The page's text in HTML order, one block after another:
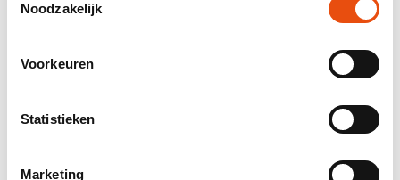
Noodzakelijk
Voorkeuren
Statistieken
Marketing
Mail samenstelling als offerte.
24-uurs levering mogelijk
Hulp en advies door onze grafische studio